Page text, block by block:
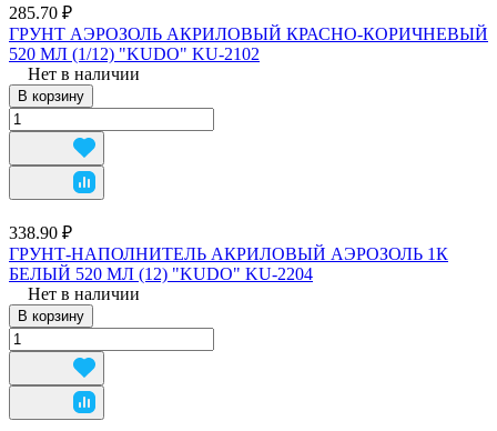
285.70 ₽
ГРУНТ АЭРОЗОЛЬ АКРИЛОВЫЙ КРАСНО-КОРИЧНЕВЫЙ
520 МЛ (1/12) "KUDO" KU-2102
Нет в наличии
В корзину
338.90 ₽
ГРУНТ-НАПОЛНИТЕЛЬ АКРИЛОВЫЙ АЭРОЗОЛЬ 1К
БЕЛЫЙ 520 МЛ (12) "KUDO" KU-2204
Нет в наличии
В корзину